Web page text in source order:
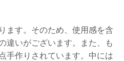
ます。そのため、使用感を含
違いがございます。また、も
手作りされています。中には